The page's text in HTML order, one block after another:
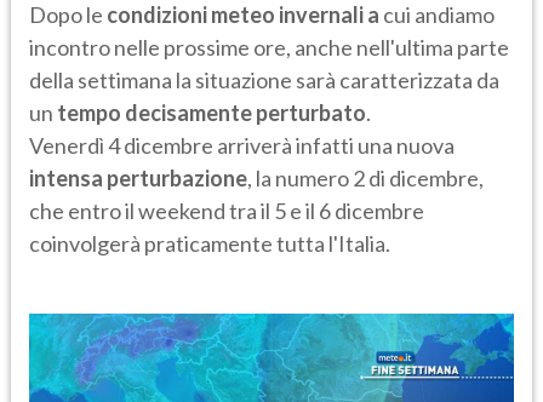
Dopo le condizioni meteo invernali a cui andiamo
incontro nelle prossime ore, anche nell'ultima parte
della settimana la situazione sarà caratterizzata da
un tempo decisamente perturbato.
Venerdì 4 dicembre arriverà infatti una nuova
intensa perturbazione, la numero 2 di dicembre,
che entro il weekend tra il 5 e il 6 dicembre
coinvolgerà praticamente tutta l'Italia.